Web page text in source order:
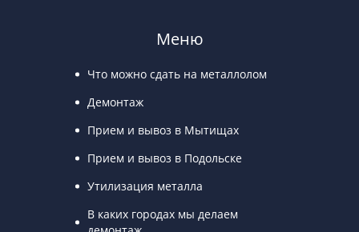
Меню
Что можно сдать на металлолом
Демонтаж
Прием и вывоз в Мытищах
Прием и вывоз в Подольске
Утилизация металла
В каких городах мы делаем